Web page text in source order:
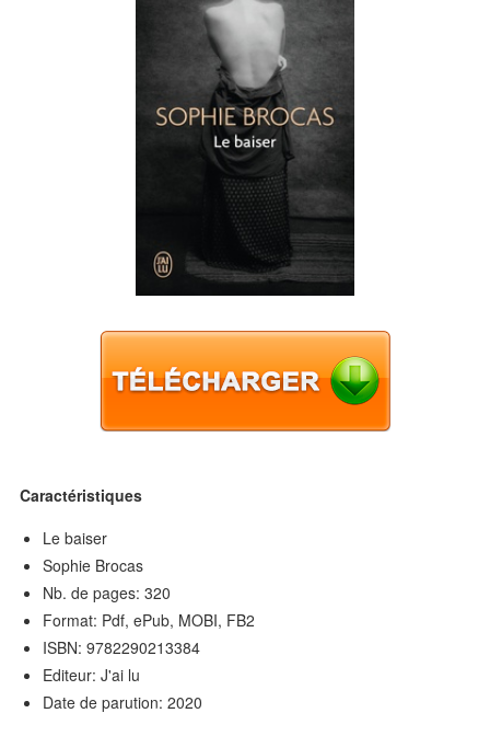
Caractéristiques
Le baiser
Sophie Brocas
Nb. de pages: 320
Format: Pdf, ePub, MOBI, FB2
ISBN: 9782290213384
Editeur: J'ai lu
Date de parution: 2020